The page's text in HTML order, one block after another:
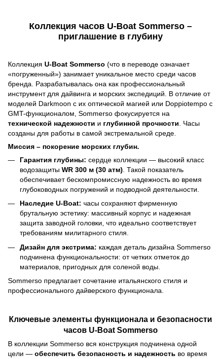
Коллекция часов U-Boat Sommerso –
приглашение в глубину
Коллекция U-Boat Sommerso (что в переводе означает
«погруженный») занимает уникальное место среди часов
бренда. Разрабатывалась она как профессиональный
инструмент для дайвинга и морских экспедиций. В отличие от
моделей Darkmoon с их оптической магией или Doppiotempo с
GMT-функционалом, Sommerso фокусируется на
технической надежности и глубинной прочности . Часы
созданы для работы в самой экстремальной среде.
Миссия – покорение морских глубин.
Гарантия глубины: сердце коллекции — высокий класс
водозащиты WR 300 м (30 атм) . Такой показатель
обеспечивает бескомпромиссную надежность во время
глубоководных погружений и подводной деятельности.
Наследие U-Boat: часы сохраняют фирменную
брутальную эстетику: массивный корпус и надежная
защита заводной головки, что идеально соответствует
требованиям милитарного стиля.
Дизайн для экстрима: каждая деталь дизайна Sommerso
подчинена функциональности: от четких отметок до
материалов, пригодных для соленой воды.
Sommerso предлагает сочетание итальянского стиля и
профессионального дайверского функционала.
Ключевые элементы функционала и безопасности
часов U-Boat Sommerso
В коллекции Sommerso вся конструкция подчинена одной
цели — обеспечить безопасность и надежность во время